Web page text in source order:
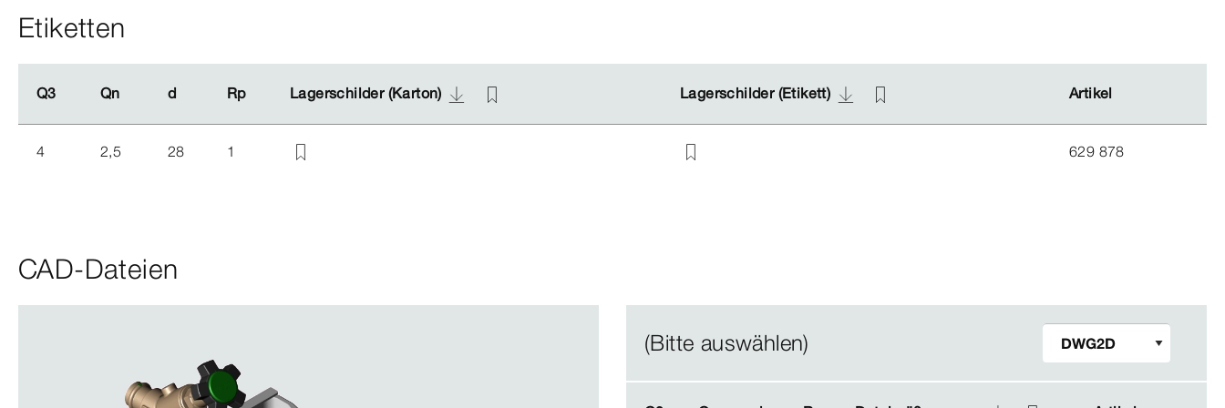
Etiketten
Q3 Qn d Rp Lagerschilder (Karton) Lagerschilder (Etikett) Artikel
Q3 Qn d Rp Lagerschilder (Karton) Lagerschilder (Etikett) Artikel
4 2,5 28 1 629 878
CAD-Dateien
(Bitte auswählen)